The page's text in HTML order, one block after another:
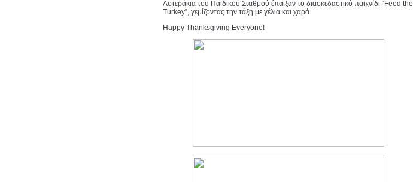
Αστεράκια του Παιδικού Σταθμού έπαιξαν το διασκεδαστικό παιχνίδι “Feed the
Turkey”, γεμίζοντας την τάξη με γέλια και χαρά.
Happy Thanksgiving Everyone!